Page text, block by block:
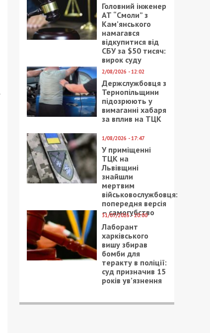
Головний інженер
АТ “Смоли” з
Кам’янського
намагався
відкупитися від
СБУ за $50 тисяч:
вирок суду
2/08/2026 - 12:02
Держслужбовця з
Тернопільщини
підозрюють у
вимаганні хабаря
за вплив на ТЦК
1/08/2026 - 17:47
У приміщенні
ТЦК на
Львівщині
знайшли
мертвим
військовослужбовця:
попередня версія
– самогубство
31/07/2026 - 20:00
Лаборант
харківського
вишу збирав
бомби для
теракту в поліції:
суд призначив 15
років ув’язнення